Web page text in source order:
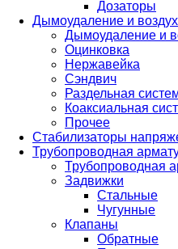
Дозаторы
Дымоудаление и
Дымоудаление и
Оцинковка
Нержавейка
Сэндвич
Раздельная
Коаксиальная
Прочее
Стабилизаторы
Трубопроводная
Трубопроводная
Задвижки
Стальные
Чугунные
Клапаны
Обратные